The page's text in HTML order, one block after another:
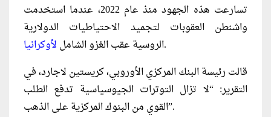
تسارعت هذه الجهود منذ عام 2022، عندما استخدمت
واشنطن العقوبات لتجميد الاحتياطيات الدولارية
الروسية عقب الغزو الشامل لأوكرانيا
.
قالت رئيسة البنك المركزي الأوروبي، كريستين لاجارد، في
التقرير: “لا تزال التوترات الجيوسياسية تدفع الطلب
القوي من البنوك المركزية على الذهب”.